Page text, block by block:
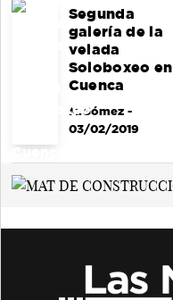
Segunda
galería de la
velada
Soloboxeo en
Cuenca
M.Gómez-
03/02/2019